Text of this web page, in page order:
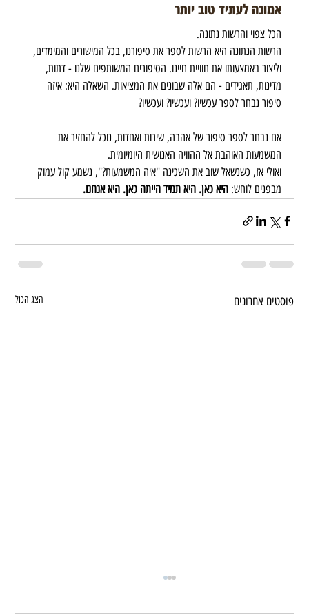
אמונה לעתיד טוב יותר
הכל צפוי והרשות נתונה.
הרשות הנתונה היא הרשות לספר את סיפורנו, בכל המישורים והמימדים,
וליצור באמצעותו את חוויית חיינו. הסיפורים המשותפים שלנו - דתות,
מדינות, תאגידים - הם אלה שבונים את המציאות. השאלה היא: איזה
סיפור נבחר לספר עכשיו? ועכשיו? ועכשיו?
אם נבחר לספר סיפור של אהבה, שירות ואחדות, נוכל להחזיר את
המשמעות האוהבת אל ההוויה האנושית היומיומית.
ואולי אז, כשנשאל שוב את השכינה "איה המשמעות?", נשמע קול עמוק
מבפנים לוחש: היא כאן. היא תמיד הייתה כאן. היא אנחנו.
פוסטים אחרונים הצג הכול